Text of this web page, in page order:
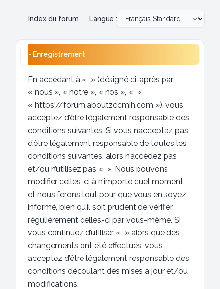
Index du forum Langue :
- Enregistrement
En accédant à « » (désigné ci-après par
« nous », « notre », « nos », « »,
« https://forum.aboutzccmih.com »), vous
acceptez d’être légalement responsable des
conditions suivantes. Si vous n’acceptez pas
d’être légalement responsable de toutes les
conditions suivantes, alors n’accédez pas
et/ou n’utilisez pas « ». Nous pouvons
modifier celles-ci à n’importe quel moment
et nous ferons tout pour que vous en soyez
informé, bien qu’il soit prudent de vérifier
régulièrement celles-ci par vous-même. Si
vous continuez d’utiliser « » alors que des
changements ont été effectués, vous
acceptez d’être légalement responsable des
conditions découlant des mises à jour et/ou
modifications.